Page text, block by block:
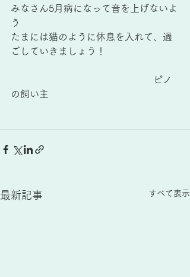
みなさん5月病になって音を上げないよ
う
たまには猫のように休息を入れて、過
ごしていきましょう！
ピノ
の飼い主
最新記事 すべて表示